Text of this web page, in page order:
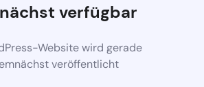
verfügbar
Website wird gerade
veröffentlicht